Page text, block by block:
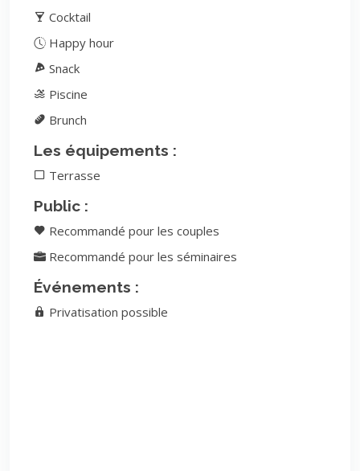
Cocktail
Happy hour
Snack
Piscine
Brunch
Les équipements :
Terrasse
Public :
Recommandé pour les couples
Recommandé pour les séminaires
Événements :
Privatisation possible